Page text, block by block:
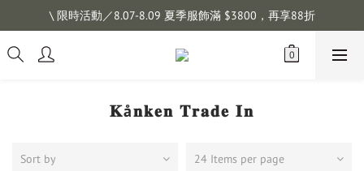
註冊會員拿購物金 $100，滿$1200免運
\ 限時活動／8.07-8.09 夏季服飾滿 $3800，再享88折
𝐊å𝐧𝐤𝐞𝐧 𝐓𝐫𝐚𝐝𝐞 𝐈𝐧
Sort by 24 Items per page